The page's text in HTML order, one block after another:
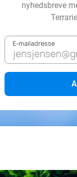
nyhedsbreve
E-mailadresse